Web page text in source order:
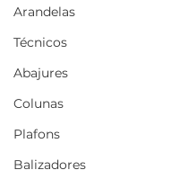
Arandelas
Técnicos
Abajures
Colunas
Plafons
Balizadores